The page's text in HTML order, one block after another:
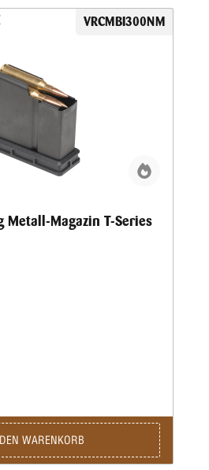
VRCMBI300NM
Metall-Magazin T-Series
WARENKORB